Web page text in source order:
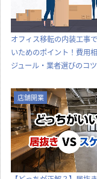
オフィス移転の内装工事
いためのポイント！費用
ジュール・業者選びのコ
店舗開業